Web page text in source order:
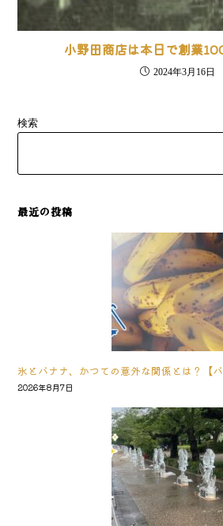
小野田商店は本日で創業
2024年3月16日
検索
最近の投稿
氷とバナナ、かつての意外な関係とは？【バ
2026年8月7日